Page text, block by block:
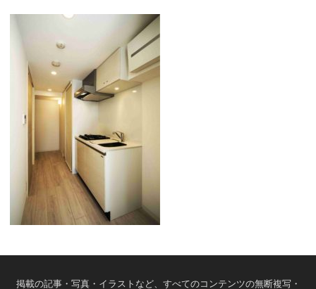
掲載の記事・写真・イラストなど、すべてのコンテンツの無断複写・